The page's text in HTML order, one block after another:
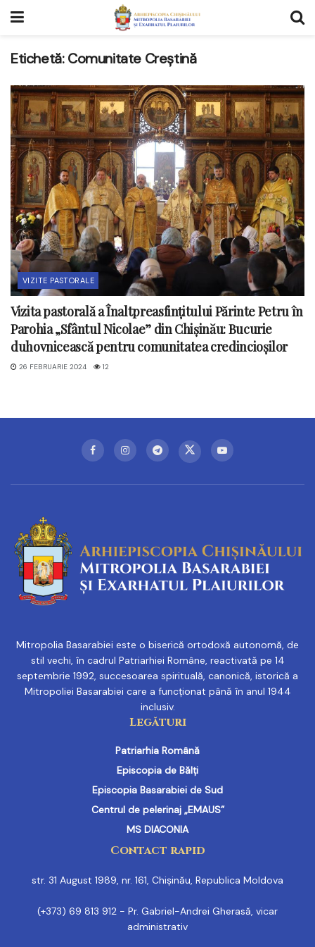
Etichetă:Comunitate Creștină
VIZITE PASTORALE
Vizita pastorală a Înaltpreasfințitului Părinte Petru în
Parohia „Sfântul Nicolae” din Chișinău: Bucurie
duhovnicească pentru comunitatea credincioșilor
26 FEBRUARIE 2024 12
Mitropolia Basarabiei este o biserică ortodoxă autonomă, de
stil vechi, în cadrul Patriarhiei Române, reactivată pe 14
septembrie 1992, succesoarea spirituală, canonică, istorică a
Mitropoliei Basarabiei care a funcționat până în anul 1944
inclusiv.
Legături
Patriarhia Română
Episcopia de Bălți
Episcopia Basarabiei de Sud
Centrul de pelerinaj „EMAUS”
MS DIACONIA
Contact rapid
str. 31 August 1989, nr. 161, Chișinău, Republica Moldova
(+373) 69 813 912 - Pr. Gabriel-Andrei Gherasă, vicar
administrativ